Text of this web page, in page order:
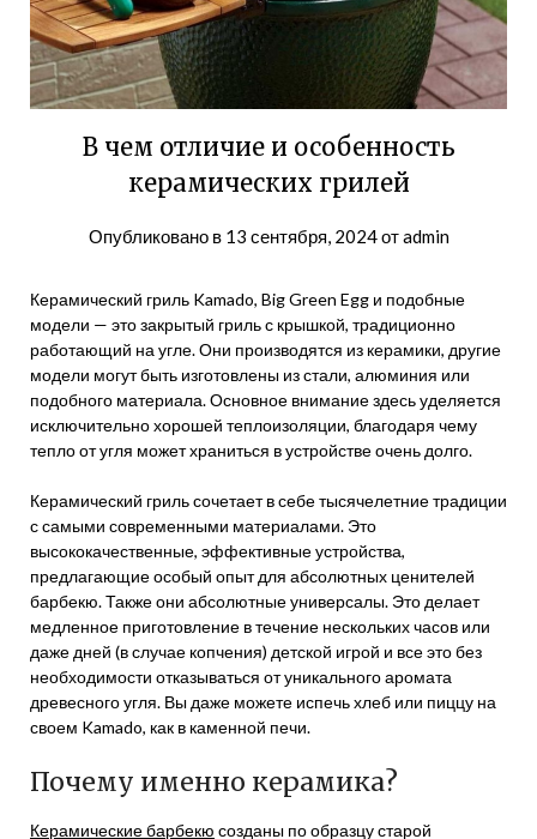
В чем отличие и особенность
керамических грилей
Опубликовано в 13 сентября, 2024отadmin
Керамический гриль Kamado, Big Green Egg и подобные
модели — это закрытый гриль с крышкой, традиционно
работающий на угле. Они производятся из керамики, другие
модели могут быть изготовлены из стали, алюминия или
подобного материала. Основное внимание здесь уделяется
исключительно хорошей теплоизоляции, благодаря чему
тепло от угля может храниться в устройстве очень долго.
Керамический гриль сочетает в себе тысячелетние традиции
с самыми современными материалами. Это
высококачественные, эффективные устройства,
предлагающие особый опыт для абсолютных ценителей
барбекю. Также они абсолютные универсалы. Это делает
медленное приготовление в течение нескольких часов или
даже дней (в случае копчения) детской игрой и все это без
необходимости отказываться от уникального аромата
древесного угля. Вы даже можете испечь хлеб или пиццу на
своем Kamado, как в каменной печи.
Почему именно керамика?
Керамические барбекю созданы по образцу старой